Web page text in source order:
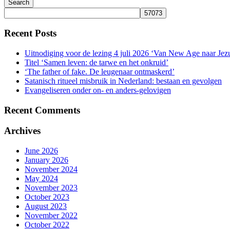
Search
Recent Posts
Uitnodiging voor de lezing 4 juli 2026 ‘Van New Age naar
Titel ‘Samen leven: de tarwe en het onkruid’
‘The father of fake. De leugenaar ontmaskerd’
Satanisch ritueel misbruik in Nederland: bestaan en gevolgen
Evangeliseren onder on- en anders-gelovigen
Recent Comments
Archives
June 2026
January 2026
November 2024
May 2024
November 2023
October 2023
August 2023
November 2022
October 2022